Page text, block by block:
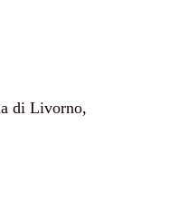
di Livorno,